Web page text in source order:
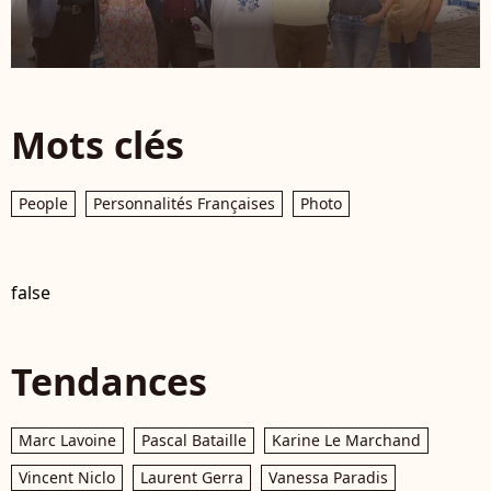
Mots clés
People Personnalités Françaises Photo
false
Tendances
Marc Lavoine Pascal Bataille
Karine Le Marchand
Vincent Niclo
Laurent Gerra Vanessa Paradis